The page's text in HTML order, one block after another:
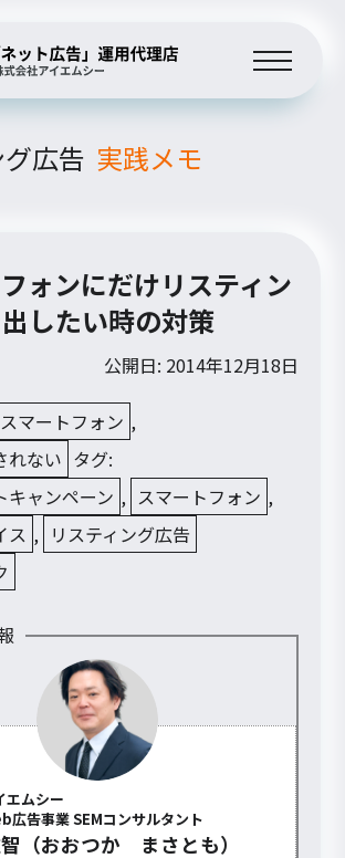
広告 実践メモ
ォンにだけリスティン
したい時の対策
公開日: 2014年12月18日
スマートフォン ,
れない タグ:
キャンペーン , スマートフォン ,
ス , リスティング広告
エムシー
告事業 SEMコンサルタント
（おおつか まさとも）